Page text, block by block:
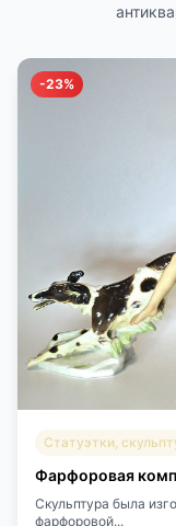
-23%
Статуэтки,
Фарфоровая
Скульптура была
фарфоровой...